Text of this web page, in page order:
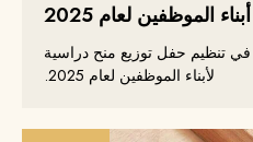
الموظفين لعام 2025
تنظيم حفل توزيع منح دراسية
لأبناء الموظفين لعام 2025.